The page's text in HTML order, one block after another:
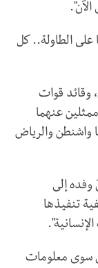
على الطاولة.. كل
وقائد قوات
عنهما
واشنطن والرياض
إلى
تنفيذها
سوى معلومات